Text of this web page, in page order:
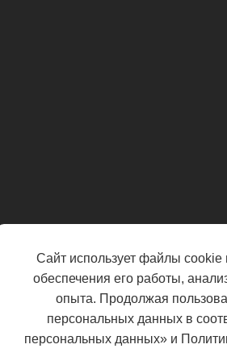
Сайт использует файлы cookie
обеспечения его работы,
опыта. Продолжая
персональных данных в
персональных данных» и